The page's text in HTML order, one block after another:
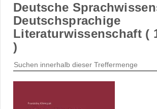
Deutsche
Deutschsprachige
Literaturwissenschaft (
)